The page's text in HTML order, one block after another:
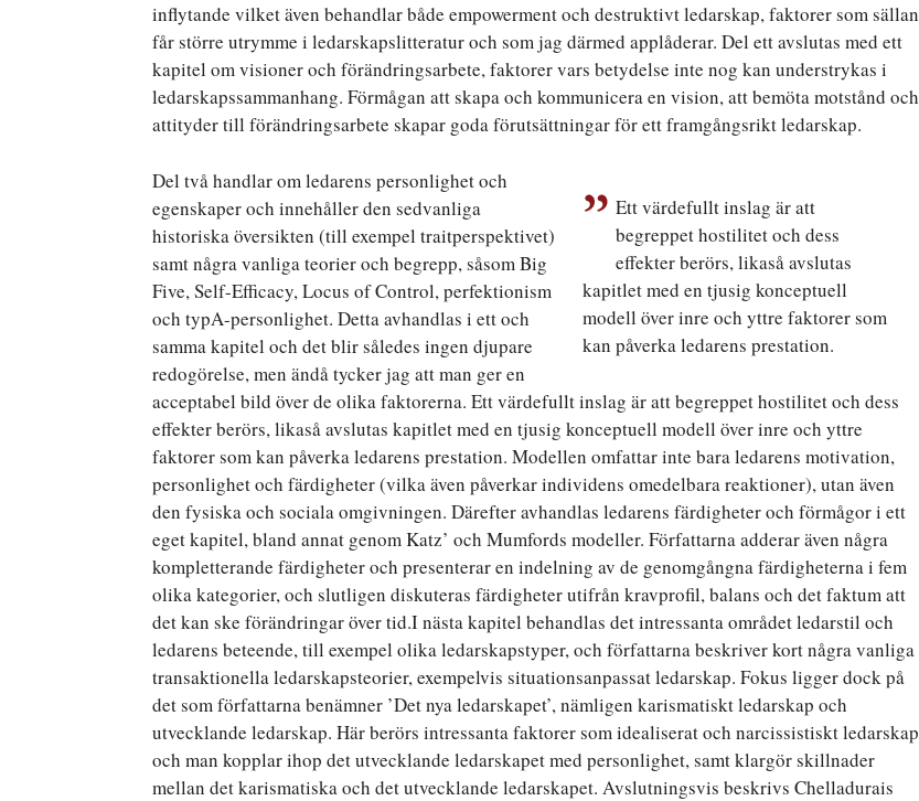
inflytande vilket även behandlar både empowerment och destruktivt ledarskap, faktorer som sällan
får större utrymme i ledarskapslitteratur och som jag därmed applåderar. Del ett avslutas med ett
kapitel om visioner och förändringsarbete, faktorer vars betydelse inte nog kan understrykas i
ledarskapssammanhang. Förmågan att skapa och kommunicera en vision, att bemöta motstånd och
attityder till förändringsarbete skapar goda förutsättningar för ett framgångsrikt ledarskap.
Ett värdefullt inslag är att
begreppet hostilitet och dess
effekter berörs, likaså avslutas
kapitlet med en tjusig konceptuell
modell över inre och yttre faktorer som
kan påverka ledarens prestation.
Del två handlar om ledarens personlighet och
egenskaper och innehåller den sedvanliga
historiska översikten (till exempel traitperspektivet)
samt några vanliga teorier och begrepp, såsom Big
Five, Self-Efficacy, Locus of Control, perfektionism
och typA-personlighet. Detta avhandlas i ett och
samma kapitel och det blir således ingen djupare
redogörelse, men ändå tycker jag att man ger en
acceptabel bild över de olika faktorerna. Ett värdefullt inslag är att begreppet hostilitet och dess
effekter berörs, likaså avslutas kapitlet med en tjusig konceptuell modell över inre och yttre
faktorer som kan påverka ledarens prestation. Modellen omfattar inte bara ledarens motivation,
personlighet och färdigheter (vilka även påverkar individens omedelbara reaktioner), utan även
den fysiska och sociala omgivningen. Därefter avhandlas ledarens färdigheter och förmågor i ett
eget kapitel, bland annat genom Katz’ och Mumfords modeller. Författarna adderar även några
kompletterande färdigheter och presenterar en indelning av de genomgångna färdigheterna i fem
olika kategorier, och slutligen diskuteras färdigheter utifrån kravprofil, balans och det faktum att
det kan ske förändringar över tid.I nästa kapitel behandlas det intressanta området ledarstil och
ledarens beteende, till exempel olika ledarskapstyper, och författarna beskriver kort några vanliga
transaktionella ledarskapsteorier, exempelvis situationsanpassat ledarskap. Fokus ligger dock på
det som författarna benämner ’Det nya ledarskapet’, nämligen karismatiskt ledarskap och
utvecklande ledarskap. Här berörs intressanta faktorer som idealiserat och narcissistiskt ledarskap
och man kopplar ihop det utvecklande ledarskapet med personlighet, samt klargör skillnader
mellan det karismatiska och det utvecklande ledarskapet. Avslutningsvis beskrivs Chelladurais